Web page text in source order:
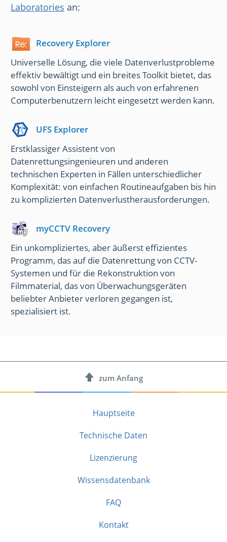
Laboratories an:
Recovery Explorer
Universelle Lösung, die viele Datenverlustprobleme
effektiv bewältigt und ein breites Toolkit bietet, das
sowohl von Einsteigern als auch von erfahrenen
Computerbenutzern leicht eingesetzt werden kann.
UFS Explorer
Erstklassiger Assistent von
Datenrettungsingenieuren und anderen
technischen Experten in Fällen unterschiedlicher
Komplexität: von einfachen Routineaufgaben bis hin
zu komplizierten Datenverlustherausforderungen.
myCCTV Recovery
Ein unkompliziertes, aber äußerst effizientes
Programm, das auf die Datenrettung von CCTV-
Systemen und für die Rekonstruktion von
Filmmaterial, das von Überwachungsgeräten
beliebter Anbieter verloren gegangen ist,
spezialisiert ist.
zum Anfang
Hauptseite
Technische Daten
Lizenzierung
Wissensdatenbank
FAQ
Kontakt